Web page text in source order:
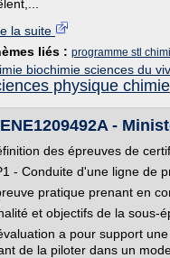
la suite
liés : programme stl
biochimie sciences du
physique chimie
-
des épreuves de
- Conduite d'une ligne de
pratique prenant en
et objectifs de la sous-
a pour support
de la piloter dans un